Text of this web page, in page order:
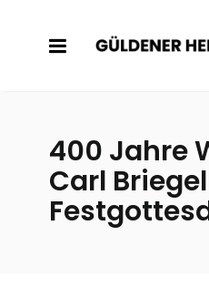
400 Jahre
Carl